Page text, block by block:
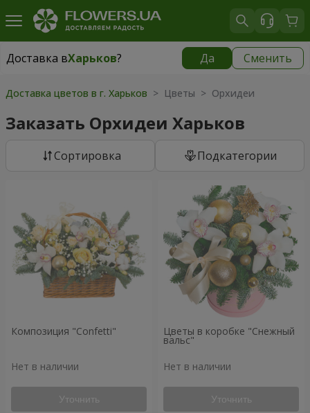
Доставка вХарьков? Да Сменить
Доставка вХарьков|
Доставка цветов в г. Харьков > Цветы > Орхидеи
Заказать Орхидеи Харьков
Cортировка Подкатегории
Композиция "Confetti"
Нет в наличии
Уточнить
Цветы в коробке "Снежный
вальс"
Нет в наличии
Уточнить